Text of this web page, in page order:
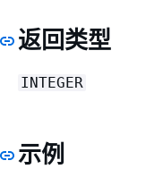
返回类型
INTEGER
示例